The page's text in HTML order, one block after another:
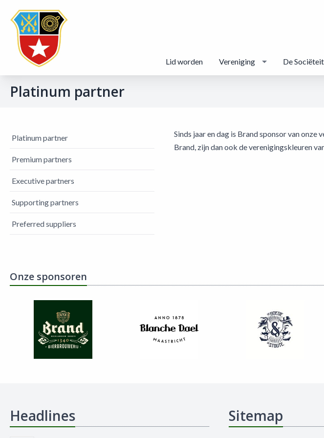
Lid worden Vereniging De Sociëteit
Platinum partner
Platinum partner
Premium partners
Executive partners
Supporting partners
Preferred suppliers
Sinds jaar en dag is Brand sponsor van
Brand, zijn dan ook de verenigingskleuren
Onze sponsoren
Headlines Sitemap